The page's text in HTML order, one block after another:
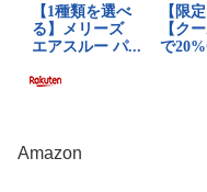
Amazon